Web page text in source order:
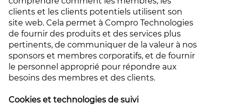
clients et les clients potentiels utilisent son
site web. Cela permet à Compro Technologies
de fournir des produits et des services plus
pertinents, de communiquer de la valeur à nos
sponsors et membres corporatifs, et de fournir
le personnel approprié pour répondre aux
besoins des membres et des clients.
Cookies et technologies de suivi